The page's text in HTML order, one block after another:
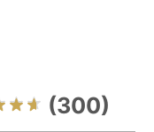
(300)